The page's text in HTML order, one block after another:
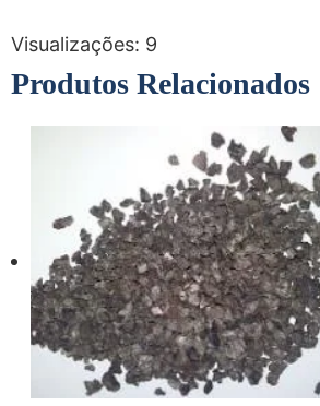
Visualizações: 9
Produtos Relacionados